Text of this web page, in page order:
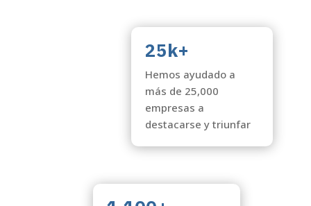
25k+
Hemos ayudado a
más de 25,000
empresas a
destacarse y triunfar